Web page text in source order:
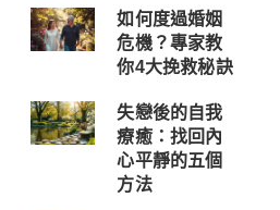
如何度過婚姻
危機？專家教
你4大挽救秘訣
失戀後的自我
療癒：找回內
心平靜的五個
方法